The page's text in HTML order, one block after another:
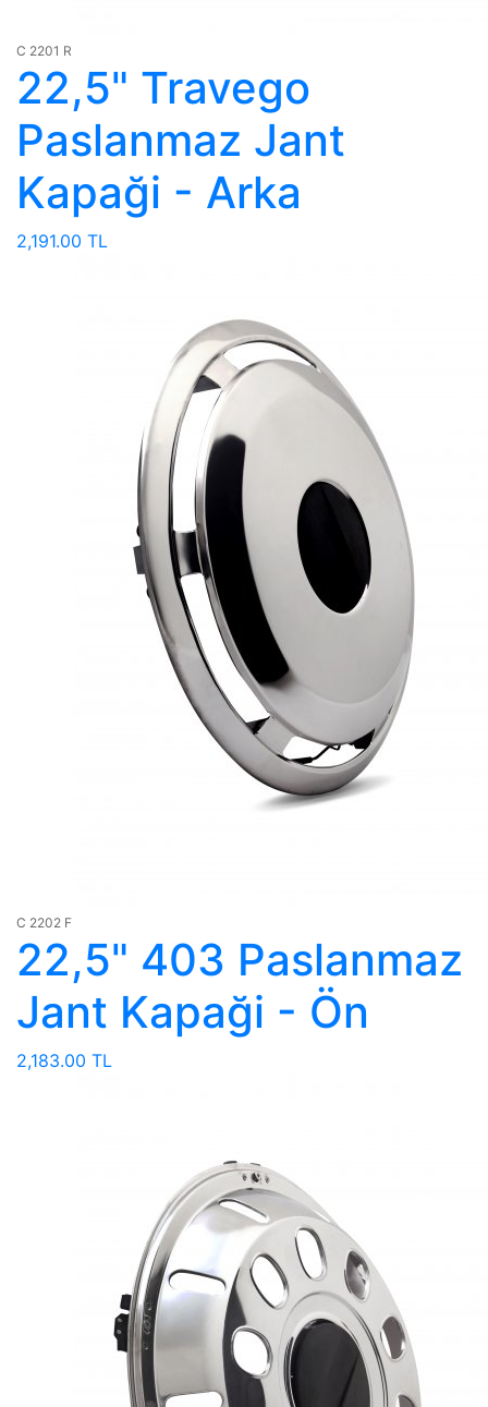
C 2201 R
22,5" Travego
Paslanmaz Jant
Kapaği - Arka
2,191.00 TL
C 2202 F
22,5" 403 Paslanmaz
Jant Kapaği - Ön
2,183.00 TL